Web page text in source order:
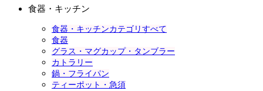
食器・キッチン
食器・キッチンカテゴリすべて
食器
グラス・マグカップ・タンブラー
カトラリー
鍋・フライパン
ティーポット・急須